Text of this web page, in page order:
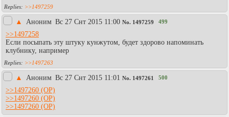
>>1497259
▲ Аноним Вc 27 Снт 2015 11:00 No. 1497259 499
>>1497258
Если посыпать эту штуку кунжутом, будет здорово напоминать
клубнику, например
>>1497263
▲ Аноним Вc 27 Снт 2015 11:01 No. 1497261 500
>>1497260
>>1497260
>>1497260